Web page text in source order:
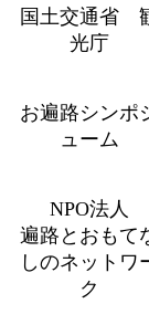
国土交通省
光庁
お遍路シンポ
ューム
NPO法人
遍路とおもて
しのネットワ
ク